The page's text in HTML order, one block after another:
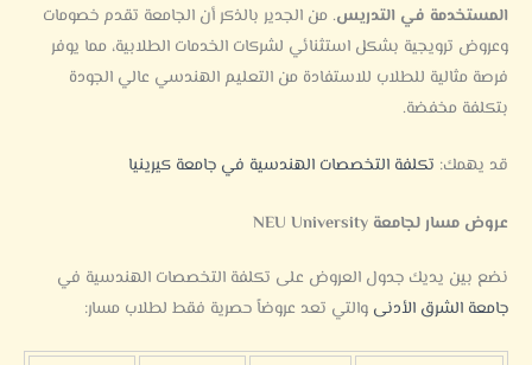
المستخدمة في التدريس. من الجدير بالذكر أن الجامعة تقدم خصومات
وعروض ترويجية بشكل استثنائي لشركات الخدمات الطلابية، مما يوفر
فرصة مثالية للطلاب للاستفادة من التعليم الهندسي عالي الجودة
بتكلفة مخفضة.
قد يهمك: تكلفة التخصصات الهندسية في جامعة كيرينيا
عروض مسار لجامعة NEU University
نضع بين يديك جدول العروض على تكلفة التخصصات الهندسية في
جامعة الشرق الأدنى والتي تعد عروضاً حصرية فقط لطلاب مسار: